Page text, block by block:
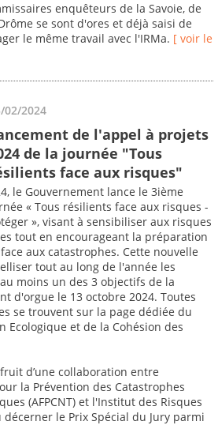
enquêteurs de la Savoie, de
se sont d'ores et déjà saisi de
le même travail avec l'IRMa. [ voir le
02/2024
de l'appel à projets
de la journée "Tous
face aux risques"
le Gouvernement lance le 3ième
« Tous résilients face aux risques -
», visant à sensibiliser aux risques
tout en encourageant la préparation
aux catastrophes. Cette nouvelle
tout au long de l'année les
moins un des 3 objectifs de la
d'orgue le 13 octobre 2024. Toutes
se trouvent sur la page dédiée du
Ecologique et de la Cohésion des
d’une collaboration entre
la Prévention des Catastrophes
(AFPCNT) et l'Institut des Risques
décerner le Prix Spécial du Jury parmi